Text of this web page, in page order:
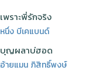
เพราะพี่รักจริง
หนึ่ง บีเคแบนด์
บุญผลาบ่ฮอด
อ้ายแมน ภิสิทธิ์พงษ์